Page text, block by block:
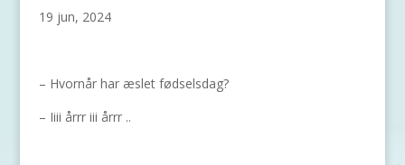
19 jun, 2024
– Hvornår har æslet fødselsdag?
– Iiii årrr iii årrr ..